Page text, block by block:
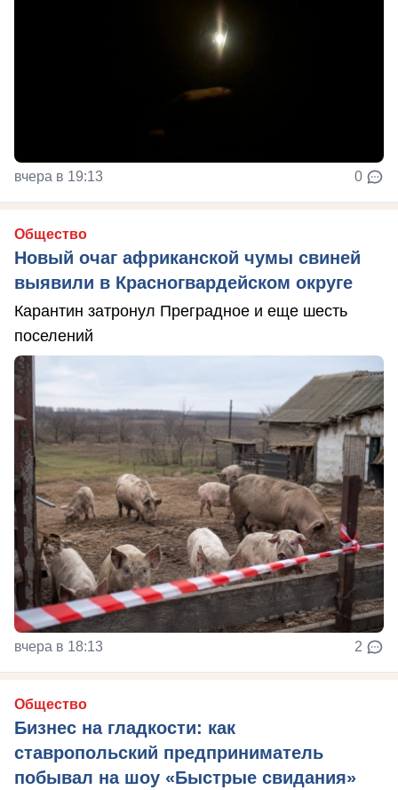
вчера в 19:13 0
Общество
Новый очаг африканской чумы свиней
выявили в Красногвардейском округе
Карантин затронул Преградное и еще шесть
поселений
вчера в 18:13 2
Общество
Бизнес на гладкости: как
ставропольский предприниматель
побывал на шоу «Быстрые свидания»